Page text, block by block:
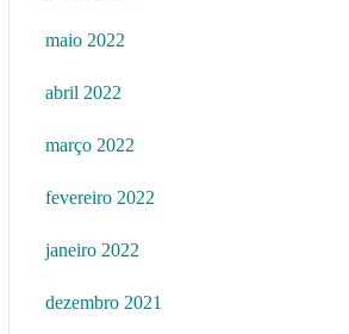
maio 2022
abril 2022
março 2022
fevereiro 2022
janeiro 2022
dezembro 2021